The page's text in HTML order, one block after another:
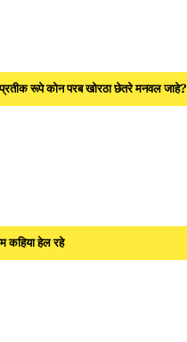
रूपे कोन परब खोरठा छेतरे मनवल जाहे?
कहिया हेल रहे